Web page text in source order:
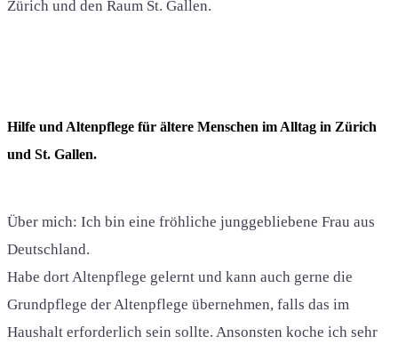
Zürich und den Raum St. Gallen.
Hilfe und Altenpflege für ältere Menschen im Alltag in Zürich
und St. Gallen.
Über mich: Ich bin eine fröhliche junggebliebene Frau aus
Deutschland.
Habe dort Altenpflege gelernt und kann auch gerne die
Grundpflege der Altenpflege übernehmen, falls das im
Haushalt erforderlich sein sollte. Ansonsten koche ich sehr